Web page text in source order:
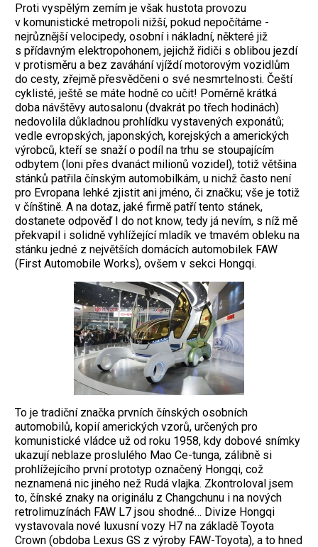
Proti vyspělým ­zemím je však hustota provozu
v komunistické metropoli nižší, pokud nepočítáme ­
nejrůznější velocipedy, osobní i nákladní, některé již
s přídavným elektropohonem, jejichž řidiči s oblibou jezdí
v protisměru a bez zaváhání vjíždí motorovým vozidlům
do cesty, zřejmě přesvědčeni o své nesmrtelnosti. Čeští
cyklisté, ještě se máte hodně co učit! Poměrně krátká
doba návštěvy autosalonu (dvakrát po třech hodinách)
nedovolila důkladnou prohlídku vystavených exponátů;
vedle evropských, japonských, korejských a amerických
výrobců, kteří se snaží o podíl na trhu se stoupajícím
odbytem (loni přes dvanáct milionů vozidel), totiž většina
stánků patřila čínským automobilkám, u nichž často není
pro Evropana lehké zjistit ani jméno, či značku; vše je totiž
v čínštině. A na dotaz, jaké firmě patří tento stánek,
dostanete odpověď I do not know, tedy já nevím, s níž mě
překvapil i solidně vyhlížející mladík ve tmavém obleku na
stánku jedné z největších domácích automobilek FAW
(First Automobile Works), ovšem v sekci Hongqi.
To je tradiční značka prvních čínských osobních
automobilů, kopií ame­rických vzorů, určených pro
komunistické vládce už od roku 1958, kdy dobové snímky
ukazují neblaze proslulého Mao Ce-tunga, zálibně si
prohlížejícího první prototyp označený Hongqi, což
neznamená nic jiného než Rudá vlajka. Zkontroloval jsem
to, čínské znaky na originálu z Changchunu i na nových
retrolimuzínách FAW L7 jsou shodné… Divize Hongqi
vystavovala nové luxusní vozy H7 na základě Toyota
Crown (obdoba Lexus GS z výroby FAW-Toyota), a to hned